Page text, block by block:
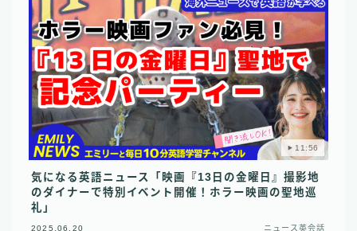
11:56
気になる英語ニュース「映画『13日の金曜日』撮影地
のダイナーで特別イベント開催！ホラー映画の聖地巡
礼」
2025.06.20 ニュース英会話